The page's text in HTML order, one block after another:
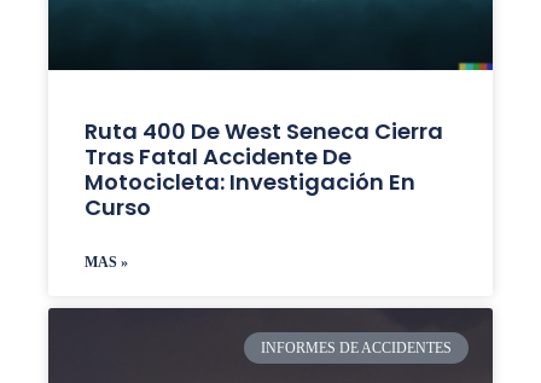
Ruta 400 De West Seneca Cierra
Tras Fatal Accidente De
Motocicleta: Investigación En
Curso
MAS »
INFORMES DE ACCIDENTES